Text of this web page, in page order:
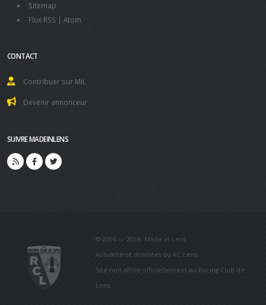
Sitemap
Flux RSS | Atom
CONTACT
Contribuer sur MiL
Devenir annonceur
SUIVRE MADEINLENS
© 2006 — 2026. Made in Lens.
Actualité et données du RC Lens.
Site non affilié officiellement au Racing Club de
Lens.